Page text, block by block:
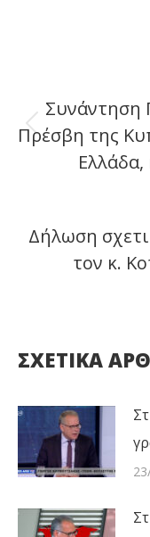
Συνάντηση
Πρέσβη της
Ελλάδα,
Δήλωση
τον κ.
ΣΧΕΤΙΚΑ